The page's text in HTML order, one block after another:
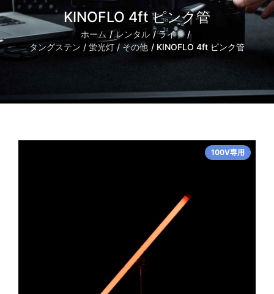
KINOFLO 4ft ピンク管
ホーム レンタル
ライト
タングステン / 蛍光灯 / その他
KINOFLO 4ft ピンク管
100V専用